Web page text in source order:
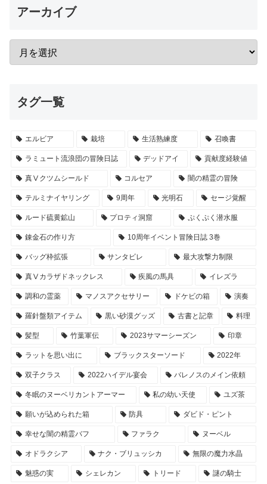
アーカイブ
タグ一覧
エルビア 栽培 生活熟練度 召喚書
ラミュート流浪団の冒険日誌 デッドアイ 貢献度経験値
真Ⅴクツムシールド コルセア 闇の精霊の冒険
テルミナイヤリング 9周年 光明石 セージ覚醒
ルード硫黄鉱山 プロティ洞窟 ぷくぷく潜水服
錬金石の作り方 10周年イベント冒険日誌 3巻
バッグ枠拡張 サンタビレ 最大攻撃力制限
真Ⅴカラザドネックレス 疾風の馬具 イレズラ
調和の霊薬 マノスアクセサリー ドケビの箱 演奏
羅針盤類アイテム 黒い砂漠グッズ 古書と記章 料理
髪型 竹葉軍伝 2023サマーシーズン 印章
ラットを思い出に ブラックスターソード 2022年
双子クラス 2022ハイデル宴会 バレノスのメイン依頼
冬眠のヌーベリカントアーマー 私の幼い天使 ユズ茶
願いが込められた箱 防具 ダビド・ピント
幸せな闇の精霊バフ ファラク ヌーベル
オドラクシア ナク・ブリュッシカ 無限の魔力水晶
魅惑の実 シェレカン トリード 謎の騎士